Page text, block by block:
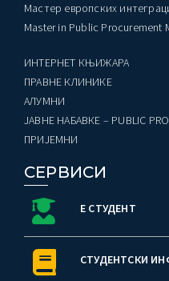
Мастер европских
Master in Public Procurement
ИНТЕРНЕТ КЊИЖАРА
ПРАВНЕ КЛИНИКЕ
AЛУМНИ
ЈАВНЕ НАБАВКЕ – PUBLIC
ПРИЈЕМНИ
СЕРВИСИ
Е СТУДЕНТ
СТУДЕНТСКИ